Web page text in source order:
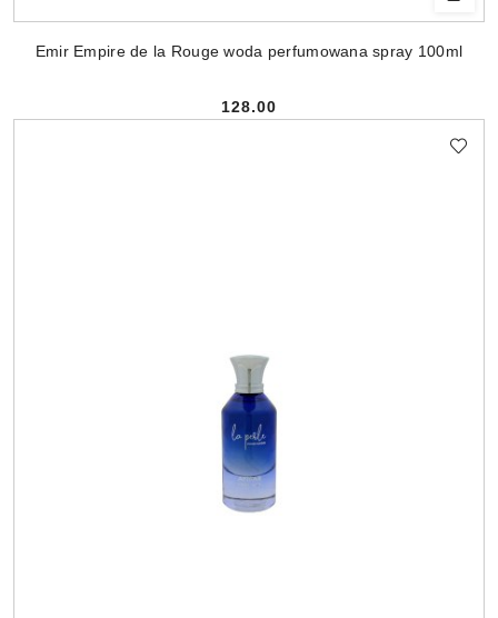
Emir Empire de la Rouge woda perfumowana spray 100ml
Cena:
128.00